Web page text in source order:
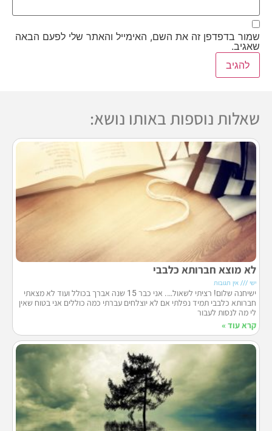
שמור בדפדפן זה את השם, האימייל והאתר שלי לפעם הבאה
שאגיב.
שאלות נוספות באותו נושא:
לא מוצא חברותא כלבבי
ישי אין תגובות
ישיחנה שלום! רציתי לשאול…. אני כבר 15 שנה אברך בכולל ועוד לא מצאתי
חברותא כלבבי תמיד נפלתי אם לא יוצלחים עברתי כמה כוללים אני בטוח שאין
לי מה לנסות לעבור
קרא עוד »